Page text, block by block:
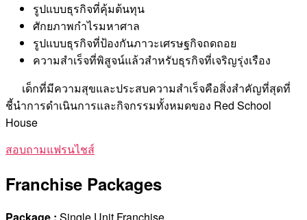
รูปแบบธุรกิจที่คุ้มต้นทุน
ศักยภาพกำไรมหาศาล
รูปแบบธุรกิจที่ป้องกันภาวะเศรษฐกิจถดถอย
ความสำเร็จที่พิสูจน์แล้วสำหรับธุรกิจที่เจริญรุ่งเรือง
เด็กที่มีความสุขและประสบความสำเร็จคือสิ่งสำคัญที่สุดที่
ชี้นำการดำเนินการและกิจกรรมทั้งหมดของ Red School
House
สอบถามแฟรนไชส์
Franchise Packages